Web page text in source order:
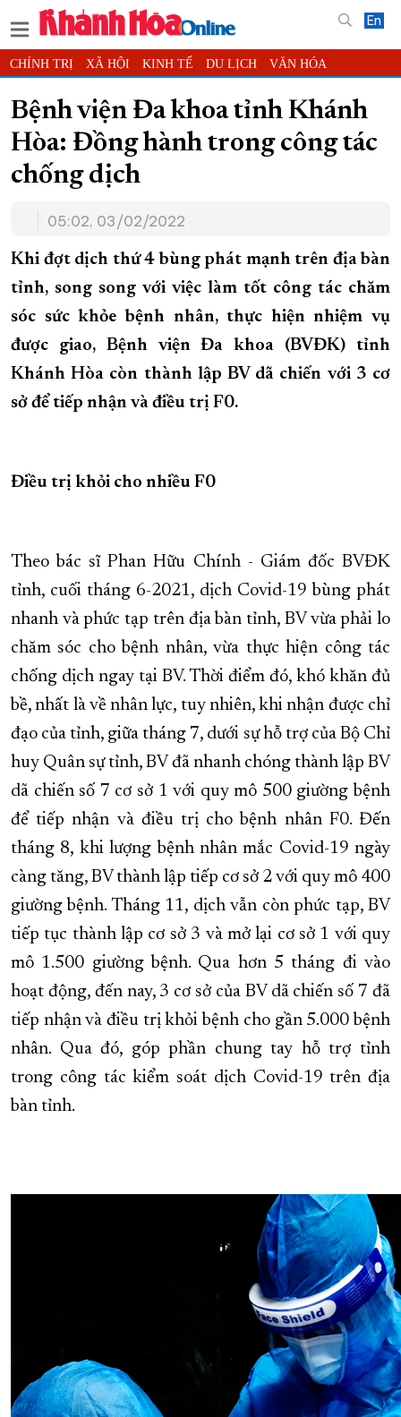
En
CHÍNH TRỊ XÃ HỘI KINH TẾ DU LỊCH VĂN HÓA
KHOA HỌC - CÔNG NGHỆ
MULTIMEDIA ĐỌC BÁO ONLINE
PODCAST THÔNG TIN - QUẢNG CÁO
QUY HOẠCH TỈNH KHÁNH HÒA
CHUNG TAY CẢI CÁCH HÀNH CHÍNH
XÂY DỰNG NÔNG THÔN MỚI LỊCH CẮT ĐIỆN
TÀU - XE - MÁY BAY
KỶ NIỆM 370 NĂM XÂY DỰNG VÀ PHÁT TRIỂN TỈNH KHÁNH HÒA
KHOẢNH KHẮC ĐẸP XỨ TRẦM
Bệnh viện Đa khoa tỉnh Khánh
Hòa: Đồng hành trong công tác
chống dịch
05:02, 03/02/2022
Khi đợt dịch thứ 4 bùng phát mạnh trên địa bàn
tỉnh, song song với việc làm tốt công tác chăm
sóc sức khỏe bệnh nhân, thực hiện nhiệm vụ
được giao, Bệnh viện Đa khoa (BVĐK) tỉnh
Khánh Hòa còn thành lập BV dã chiến với 3 cơ
sở để tiếp nhận và điều trị F0.
Điều trị khỏi cho nhiều F0
Theo bác sĩ Phan Hữu Chính - Giám đốc BVĐK
tỉnh, cuối tháng 6-2021, dịch Covid-19 bùng phát
nhanh và phức tạp trên địa bàn tỉnh, BV vừa phải lo
chăm sóc cho bệnh nhân, vừa thực hiện công tác
chống dịch ngay tại BV. Thời điểm đó, khó khăn đủ
bề, nhất là về nhân lực, tuy nhiên, khi nhận được chỉ
đạo của tỉnh, giữa tháng 7, dưới sự hỗ trợ của Bộ Chỉ
huy Quân sự tỉnh, BV đã nhanh chóng thành lập BV
dã chiến số 7 cơ sở 1 với quy mô 500 giường bệnh
để tiếp nhận và điều trị cho bệnh nhân F0. Đến
tháng 8, khi lượng bệnh nhân mắc Covid-19 ngày
càng tăng, BV thành lập tiếp cơ sở 2 với quy mô 400
giường bệnh. Tháng 11, dịch vẫn còn phức tạp, BV
tiếp tục thành lập cơ sở 3 và mở lại cơ sở 1 với quy
mô 1.500 giường bệnh. Qua hơn 5 tháng đi vào
hoạt động, đến nay, 3 cơ sở của BV dã chiến số 7 đã
tiếp nhận và điều trị khỏi bệnh cho gần 5.000 bệnh
nhân. Qua đó, góp phần chung tay hỗ trợ tỉnh
trong công tác kiểm soát dịch Covid-19 trên địa
bàn tỉnh.